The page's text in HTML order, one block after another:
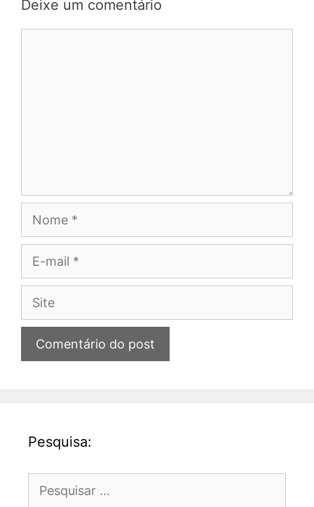
Deixe um comentário
Site
Pesquisa:
por: